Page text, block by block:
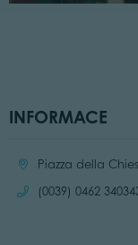
INFORMACE
Location:Piazza della
Call:
(0039) 0462